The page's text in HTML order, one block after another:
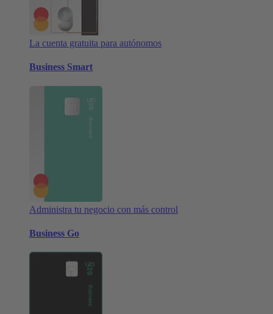
La cuenta gratuita para autónomos
Business Smart
Administra tu negocio con más control
Business Go